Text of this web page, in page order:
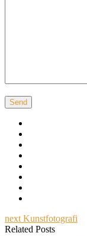
next Kunstfotografi
Related Posts